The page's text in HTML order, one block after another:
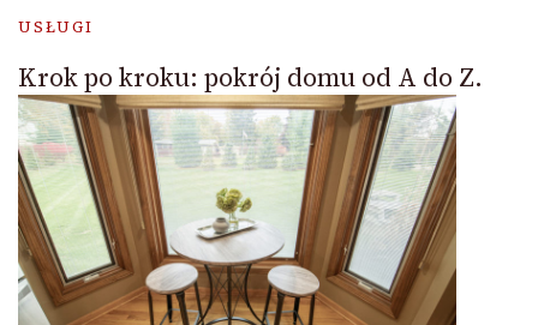
USŁUGI
Krok po kroku: pokrój domu od A do Z.